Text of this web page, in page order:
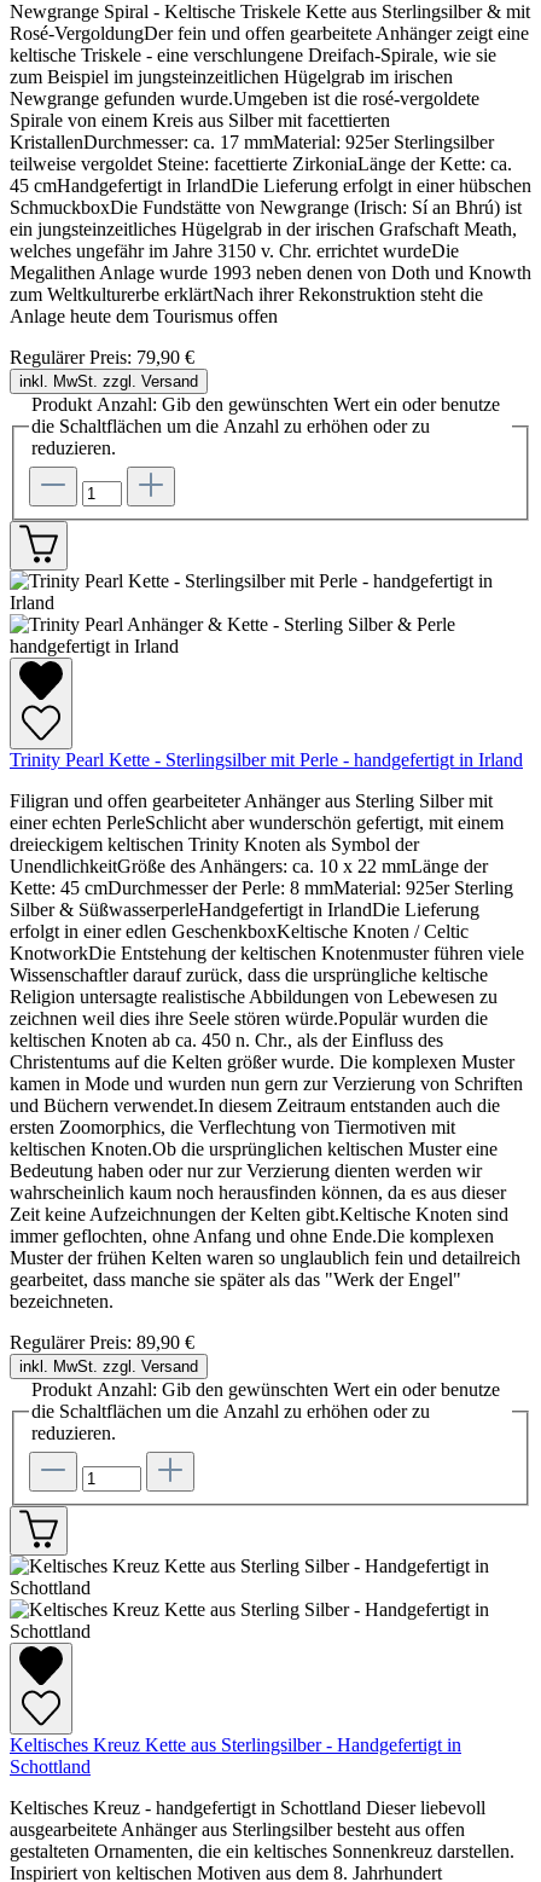
Newgrange Spiral - Keltische Triskele Kette aus Sterlingsilber & mit
Rosé-VergoldungDer fein und offen gearbeitete Anhänger zeigt eine
keltische Triskele - eine verschlungene Dreifach-Spirale, wie sie
zum Beispiel im jungsteinzeitlichen Hügelgrab im irischen
Newgrange gefunden wurde.Umgeben ist die rosé-vergoldete
Spirale von einem Kreis aus Silber mit facettierten
KristallenDurchmesser: ca. 17 mmMaterial: 925er Sterlingsilber
teilweise vergoldet Steine: facettierte ZirkoniaLänge der Kette: ca.
45 cmHandgefertigt in IrlandDie Lieferung erfolgt in einer hübschen
SchmuckboxDie Fundstätte von Newgrange (Irisch: Sí an Bhrú) ist
ein jungsteinzeitliches Hügelgrab in der irischen Grafschaft Meath,
welches ungefähr im Jahre 3150 v. Chr. errichtet wurdeDie
Megalithen Anlage wurde 1993 neben denen von Doth und Knowth
zum Weltkulturerbe erklärtNach ihrer Rekonstruktion steht die
Anlage heute dem Tourismus offen
Regulärer Preis: 79,90 €
inkl. MwSt. zzgl. Versand
Produkt Anzahl: Gib den gewünschten Wert ein oder benutze
die Schaltflächen um die Anzahl zu erhöhen oder zu
reduzieren.
Trinity Pearl Kette - Sterlingsilber mit Perle - handgefertigt in Irland
Filigran und offen gearbeiteter Anhänger aus Sterling Silber mit
einer echten PerleSchlicht aber wunderschön gefertigt, mit einem
dreieckigem keltischen Trinity Knoten als Symbol der
UnendlichkeitGröße des Anhängers: ca. 10 x 22 mmLänge der
Kette: 45 cmDurchmesser der Perle: 8 mmMaterial: 925er Sterling
Silber & SüßwasserperleHandgefertigt in IrlandDie Lieferung
erfolgt in einer edlen GeschenkboxKeltische Knoten / Celtic
KnotworkDie Entstehung der keltischen Knotenmuster führen viele
Wissenschaftler darauf zurück, dass die ursprüngliche keltische
Religion untersagte realistische Abbildungen von Lebewesen zu
zeichnen weil dies ihre Seele stören würde.Populär wurden die
keltischen Knoten ab ca. 450 n. Chr., als der Einfluss des
Christentums auf die Kelten größer wurde. Die komplexen Muster
kamen in Mode und wurden nun gern zur Verzierung von Schriften
und Büchern verwendet.In diesem Zeitraum entstanden auch die
ersten Zoomorphics, die Verflechtung von Tiermotiven mit
keltischen Knoten.Ob die ursprünglichen keltischen Muster eine
Bedeutung haben oder nur zur Verzierung dienten werden wir
wahrscheinlich kaum noch herausfinden können, da es aus dieser
Zeit keine Aufzeichnungen der Kelten gibt.Keltische Knoten sind
immer geflochten, ohne Anfang und ohne Ende.Die komplexen
Muster der frühen Kelten waren so unglaublich fein und detailreich
gearbeitet, dass manche sie später als das "Werk der Engel"
bezeichneten.
Regulärer Preis: 89,90 €
inkl. MwSt. zzgl. Versand
Produkt Anzahl: Gib den gewünschten Wert ein oder benutze
die Schaltflächen um die Anzahl zu erhöhen oder zu
reduzieren.
Keltisches Kreuz Kette aus Sterlingsilber - Handgefertigt in
Schottland
Keltisches Kreuz - handgefertigt in Schottland Dieser liebevoll
ausgearbeitete Anhänger aus Sterlingsilber besteht aus offen
gestalteten Ornamenten, die ein keltisches Sonnenkreuz darstellen.
Inspiriert von keltischen Motiven aus dem 8. Jahrhundert